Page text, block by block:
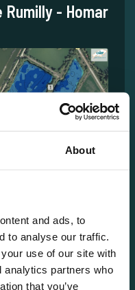
About
and ads, to
to analyse our traffic.
use of our site with
analytics partners who
that you’ve
Rumilly - Homar